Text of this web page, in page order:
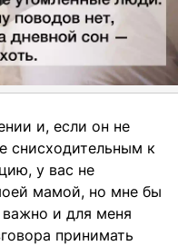
и, если он не
снисходительным к
у вас не
мамой, но мне бы
важно и для меня
принимать